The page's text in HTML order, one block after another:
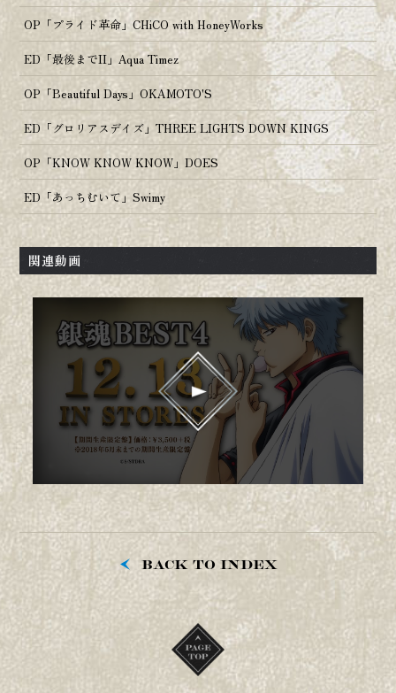
OP「プライド革命」CHiCO with HoneyWorks
ED「最後までII」Aqua Timez
OP「Beautiful Days」OKAMOTO'S
ED「グロリアスデイズ」THREE LIGHTS DOWN KINGS
OP「KNOW KNOW KNOW」DOES
ED「あっちむいて」Swimy
関連動画
BACK TO INDEX